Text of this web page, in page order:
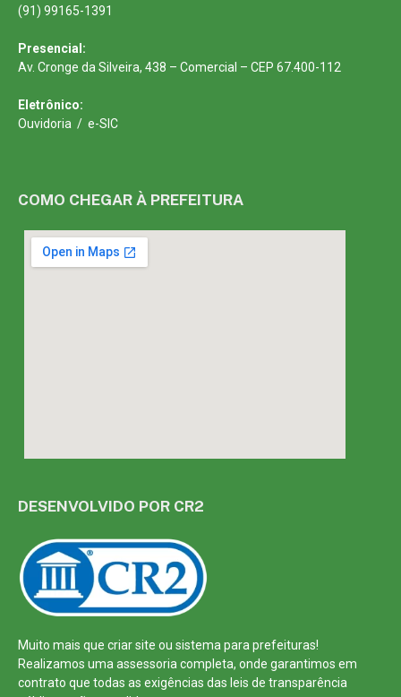
(91) 99165-1391
Presencial:
Av. Cronge da Silveira, 438 – Comercial – CEP 67.400-112
Eletrônico:
Ouvidoria / e-SIC
COMO CHEGAR À PREFEITURA
DESENVOLVIDO POR CR2
Muito mais que criar site ou sistema para prefeituras!
Realizamos umaassessoriacompleta, onde garantimos em
contrato que todas as exigências das leis de transparência